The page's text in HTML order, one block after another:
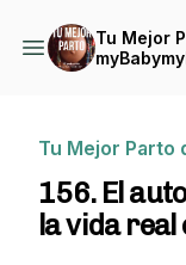
Tu Mejor
Tu Mejor Parto
156. El
la vida